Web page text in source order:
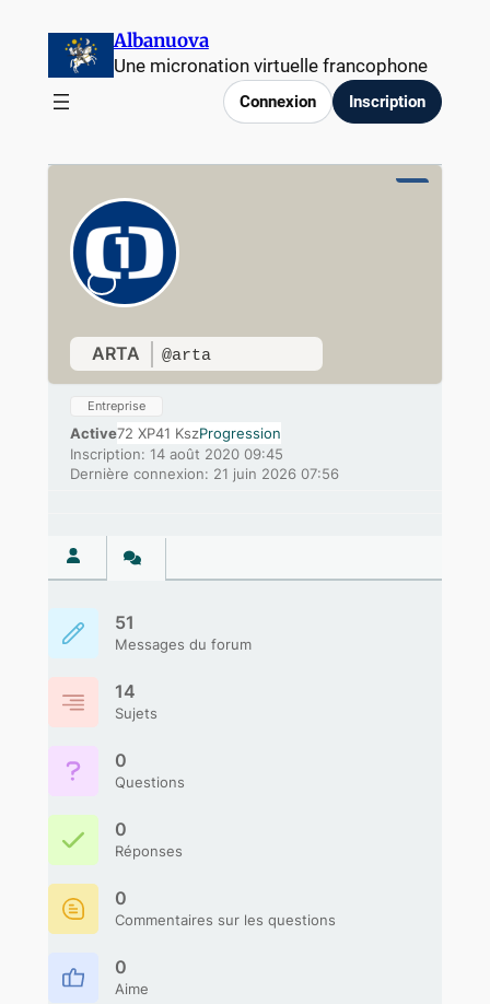
contenu
Albanuova
Une micronation virtuelle francophone
Connexion Inscription
ARTA @arta
Entreprise
Active72 XP41 KszProgression
Inscription: 14 août 2020 09:45
Dernière connexion: 21 juin 2026 07:56
51
Messages du forum
14
Sujets
0
Questions
0
Réponses
0
Commentaires sur les questions
0
Aime